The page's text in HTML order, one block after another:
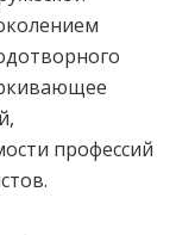
профессий